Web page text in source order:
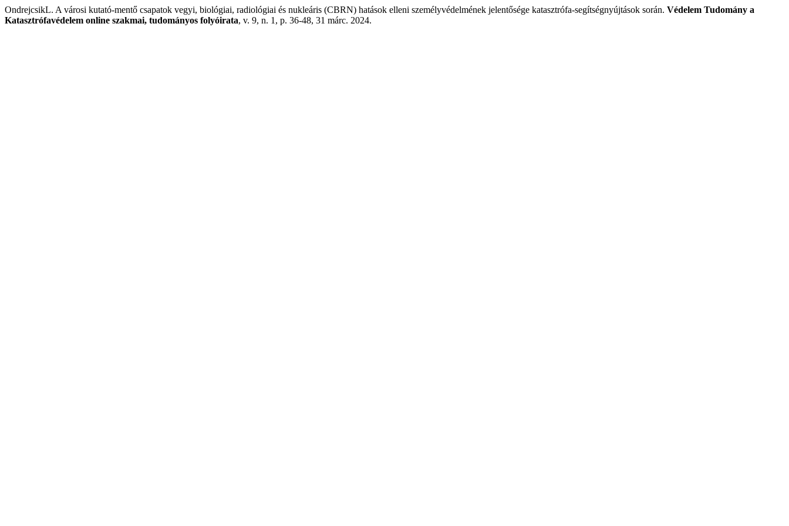
OndrejcsikL. A városi kutató-mentő csapatok vegyi, biológiai, radiológiai és nukleáris (CBRN) hatások elleni személyvédelmének jelentősége katasztrófa-segítségnyújtások során. Védelem Tudomány a
Katasztrófavédelem online szakmai, tudományos folyóirata, v. 9, n. 1, p. 36-48, 31 márc. 2024.